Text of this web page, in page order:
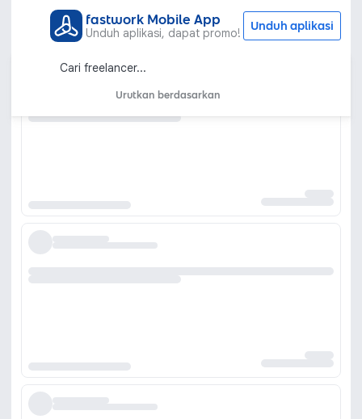
fastwork Mobile App
Unduh aplikasi, dapat promo! Unduh aplikasi
Urutkan berdasarkan